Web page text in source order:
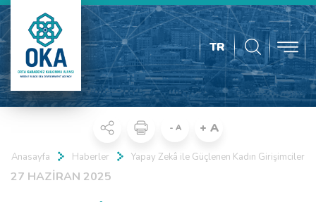
TR
- A + A
Anasayfa Haberler Yapay Zekâ ile Güçlenen Kadın Girişimciler
27 HAZİRAN 2025